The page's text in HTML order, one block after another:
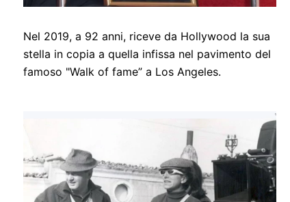
Nel 2019, a 92 anni, riceve da Hollywood la sua
stella in copia a quella infissa nel pavimento del
famoso "Walk of fame” a Los Angeles.